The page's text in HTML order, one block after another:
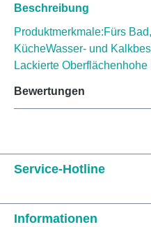
Beschreibung
Produktmerkmale:Fürs
KücheWasser- und
Lackierte
Bewertungen
Service-Hotline
Informationen